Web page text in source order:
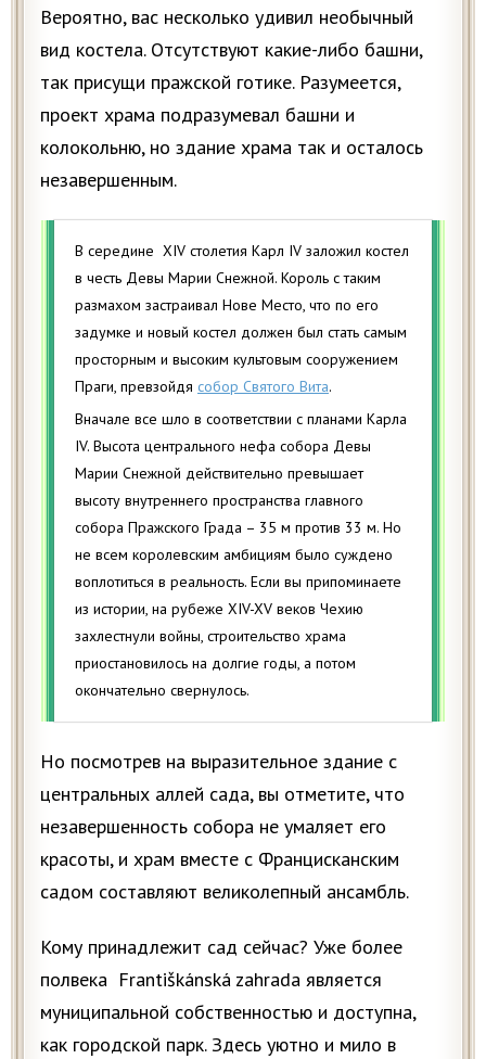
Вероятно, вас несколько удивил необычный
вид костела. Отсутствуют какие-либо башни,
так присущи пражской готике. Разумеется,
проект храма подразумевал башни и
колокольню, но здание храма так и осталось
незавершенным.
В середине XIV столетия Карл IV заложил костел
в честь Девы Марии Снежной. Король с таким
размахом застраивал Нове Место, что по его
задумке и новый костел должен был стать самым
просторным и высоким культовым сооружением
Праги, превзойдя собор Святого Вита.
Вначале все шло в соответствии с планами Карла
IV. Высота центрального нефа собора Девы
Марии Снежной действительно превышает
высоту внутреннего пространства главного
собора Пражского Града – 35 м против 33 м. Но
не всем королевским амбициям было суждено
воплотиться в реальность. Если вы припоминаете
из истории, на рубеже XIV-XV веков Чехию
захлестнули вoйны, строительство храма
приостановилось на долгие годы, а потом
окончательно свернулось.
Но посмотрев на выразительное здание с
центральных аллей сада, вы отметите, что
незавершенность собора не умаляет его
красоты, и храм вместе с Францисканским
садом составляют великолепный ансамбль.
Кому принадлежит сад сейчас? Уже более
полвека Františkánská zahrada является
муниципальной собственностью и доступна,
как городской парк. Здесь уютно и мило в